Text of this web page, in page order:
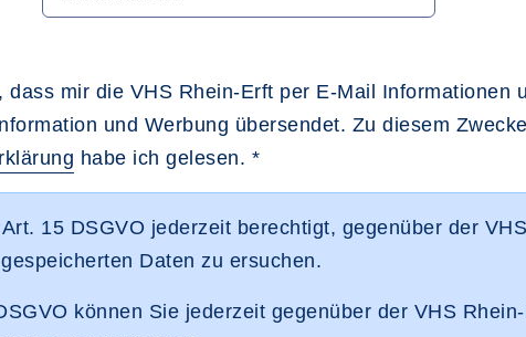
im neuen Browsertab öffnen
dass mir die VHS Rhein-Erft per E-Mail Informationen
und Werbung übersendet. Zu diesem
habe ich gelesen. *
15 DSGVO jederzeit berechtigt, gegenüber der
Daten zu ersuchen.
können Sie jederzeit gegenüber der VHS